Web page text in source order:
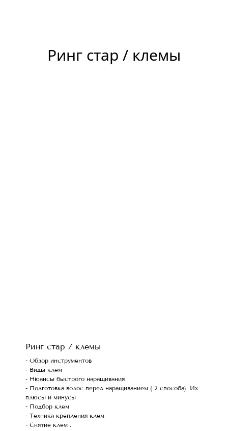
Ринг стар / клемы
Ринг стар / клемы
- Обзор инструментов
- Виды клем
- Нюансы быстрого наращивания
- Подготовка волос перед наращиванием ( 2 способа). Их
плюсы и минусы
- Подбор клем
- Техника крепления клем
- Снятие клем .